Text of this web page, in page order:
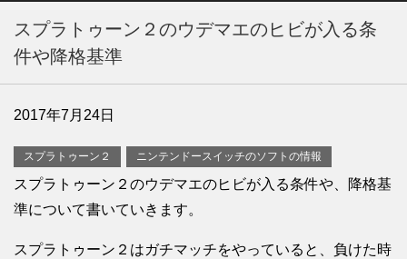
スプラトゥーン２のウデマエのヒビが入る条
件や降格基準
2017年7月24日
スプラトゥーン２ ニンテンドースイッチのソフトの情報
スプラトゥーン２のウデマエのヒビが入る条件や、降格基
準について書いていきます。
スプラトゥーン２はガチマッチをやっていると、負けた時